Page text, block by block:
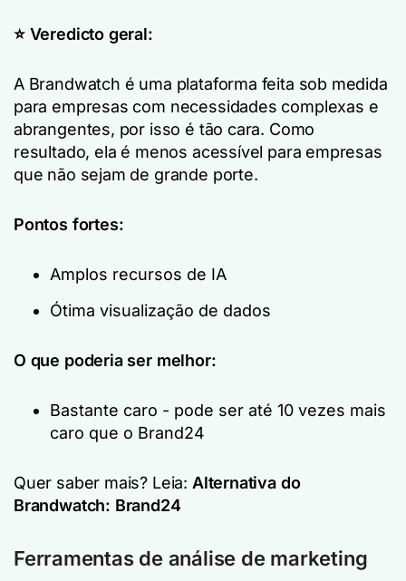
⭐️ Veredicto geral:
A Brandwatch é uma plataforma feita sob medida
para empresas com necessidades complexas e
abrangentes, por isso é tão cara. Como
resultado, ela é menos acessível para empresas
que não sejam de grande porte.
Pontos fortes:
Amplos recursos de IA
Ótima visualização de dados
O que poderia ser melhor:
Bastante caro - pode ser até 10 vezes mais
caro que o Brand24
Quer saber mais? Leia: Alternativa do
Brandwatch: Brand24
Ferramentas de análise de marketing